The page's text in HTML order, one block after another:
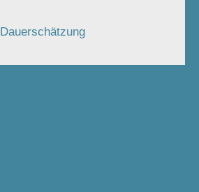
Dauerschätzung